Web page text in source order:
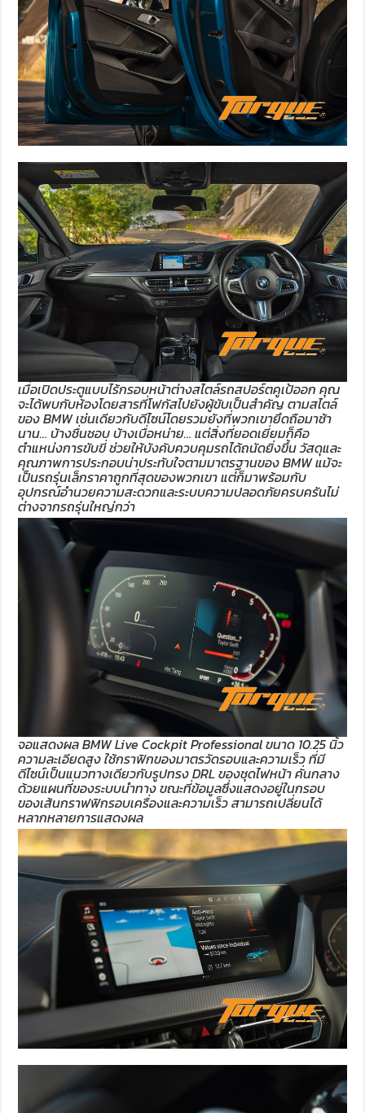
เมื่อเปิดประตูแบบไร้กรอบหน้าต่างสไตล์รถสปอร์ตคูเป้ออก คุณ
จะได้พบกับห้องโดยสารที่โฟกัสไปยังผู้ขับเป็นสำคัญ ตามสไตล์
ของ BMW เช่นเดียวกับดีไซน์โดยรวมยังที่พวกเขายึดถือมาช้า
นาน… บ้างชื่นชอบ บ้างเบื่อหน่าย… แต่สิ่งที่ยอดเยี่ยมก็คือ
ตำแหน่งการขับขี่ ช่วยให้บังคับควบคุมรถได้ถนัดยิ่งขึ้น วัสดุและ
คุณภาพการประกอบน่าประทับใจตามมาตรฐานของ BMW แม้จะ
เป็นรถรุ่นเล็กราคาถูกที่สุดของพวกเขา แต่ก็มาพร้อมกับ
อุปกรณ์อำนวยความสะดวกและระบบความปลอดภัยครบครันไม่
ต่างจากรถรุ่นใหญ่กว่า
จอแสดงผล BMW Live Cockpit Professional ขนาด 10.25 นิ้ว
ความละเอียดสูง ใช้กราฟิกของมาตรวัดรอบและความเร็ว ที่มี
ดีไซน์เป็นแนวทางเดียวกับรูปทรง DRL ของชุดไฟหน้า คั่นกลาง
ด้วยแผนที่ของระบบนำทาง ขณะที่ข้อมูลซึ่งแสดงอยู่ในกรอบ
ของเส้นกราฟฟิกรอบเครื่องและความเร็ว สามารถเปลี่ยนได้
หลากหลายการแสดงผล